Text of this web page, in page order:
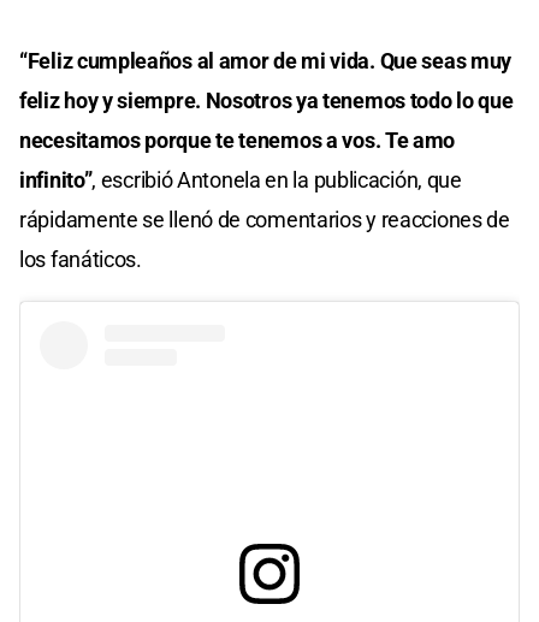
“Feliz cumpleaños al amor de mi vida. Que seas muy
feliz hoy y siempre. Nosotros ya tenemos todo lo que
necesitamos porque te tenemos a vos. Te amo
infinito”, escribió Antonela en la publicación, que
rápidamente se llenó de comentarios y reacciones de
los fanáticos.